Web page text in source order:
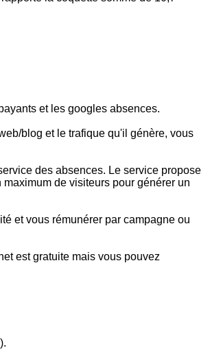
et les googles absences.
blog et le trafique qu'il génère, vous
des absences. Le service propose
de visiteurs pour générer un
et vous rémunérer par campagne ou
est gratuite mais vous pouvez